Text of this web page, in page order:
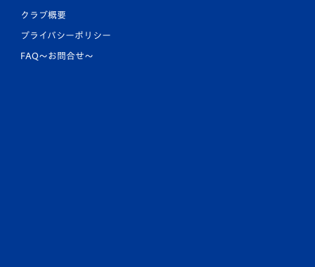
クラブ概要
プライバシーポリシー
FAQ〜お問合せ〜